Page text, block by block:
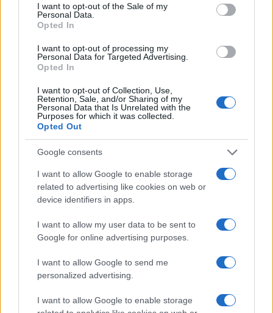
I want to opt-out of the Sale of my
Personal Data.
Opted In
I want to opt-out of processing my
Personal Data for Targeted Advertising.
Opted In
I want to opt-out of Collection, Use,
Retention, Sale, and/or Sharing of my
Personal Data that Is Unrelated with the
Purposes for which it was collected.
Opted Out
Google consents
I want to allow Google to enable storage
related to advertising like cookies on web or
device identifiers in apps.
I want to allow my user data to be sent to
Google for online advertising purposes.
I want to allow Google to send me
personalized advertising.
I want to allow Google to enable storage